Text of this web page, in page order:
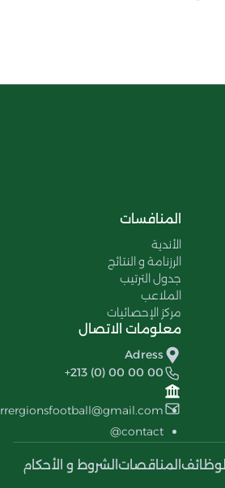
المنافسات
الأندية
الرزنامة و النتائج
جدول الترتيب
الملاعب
مركز الإحصائيات
معلومات الاتصال
Adress
+213 (0) 00 00 00
contact@
الوظائف المناقصات الشروط و الأحكام